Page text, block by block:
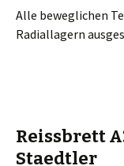
Alle beweglichen
Radiallagern
Reissbrett
Staedtler